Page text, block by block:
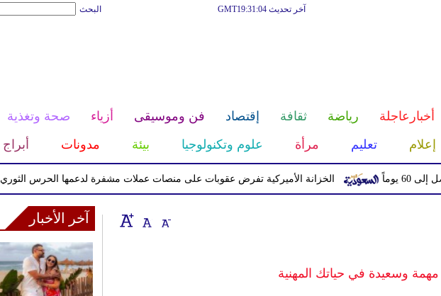
البحث آخر تحديث GMT19:31:04
أخبارعاجلة رياضة ثقافة إقتصاد فن وموسيقى أزياء صحة وتغذية
إعلام تعليم مرأة علوم وتكنولوجيا بيئة مدونات أبراج
الخزانة الأميركية تفرض عقوبات على منصات عملات مشفرة لدعمها الحرس الثوري الإيراني
وسعيدة في حياتك المهنية
آخر الأخبار